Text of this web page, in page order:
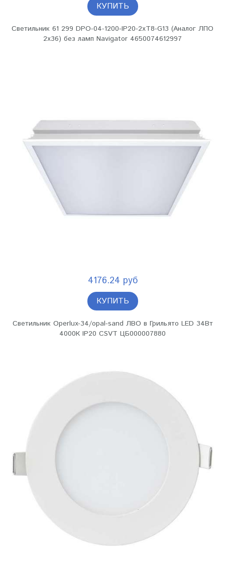
КУПИТЬ
Светильник 61 299 DPO-04-1200-IP20-2хT8-G13 (Аналог ЛПО
2х36) без ламп Navigator 4650074612997
4176.24 руб
КУПИТЬ
Светильник Operlux-34/opal-sand ЛВО в Грильято LED 34Вт
4000К IP20 CSVT ЦБ000007880